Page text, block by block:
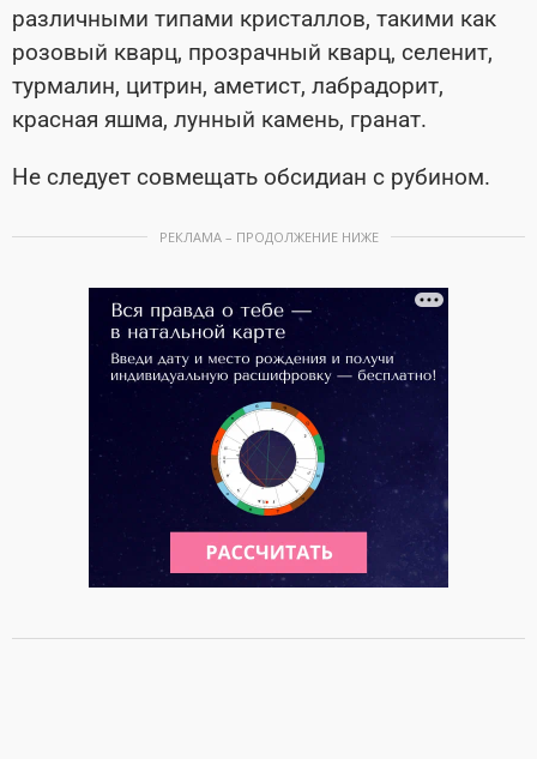
различными типами кристаллов, такими как
розовый кварц, прозрачный кварц, селенит,
турмалин, цитрин, аметист, лабрадорит,
красная яшма, лунный камень, гранат.
Не следует совмещать обсидиан с рубином.
РЕКЛАМА – ПРОДОЛЖЕНИЕ НИЖЕ